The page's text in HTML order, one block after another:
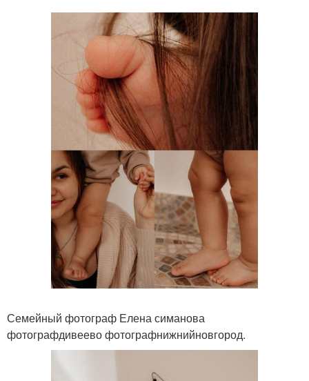
Семейный фотограф Елена симанова
фотографдивеево фотографнижнийновгород.